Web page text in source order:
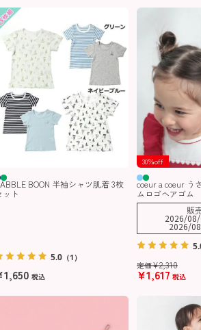
BOON 半袖シャツ肌着 3枚
ット
1,650 税込
5.0 （1）
30％off
coeur a coeur う
ムロゴヘアゴム
定価¥2,310
¥1,617 税込
販
2026/
2026/